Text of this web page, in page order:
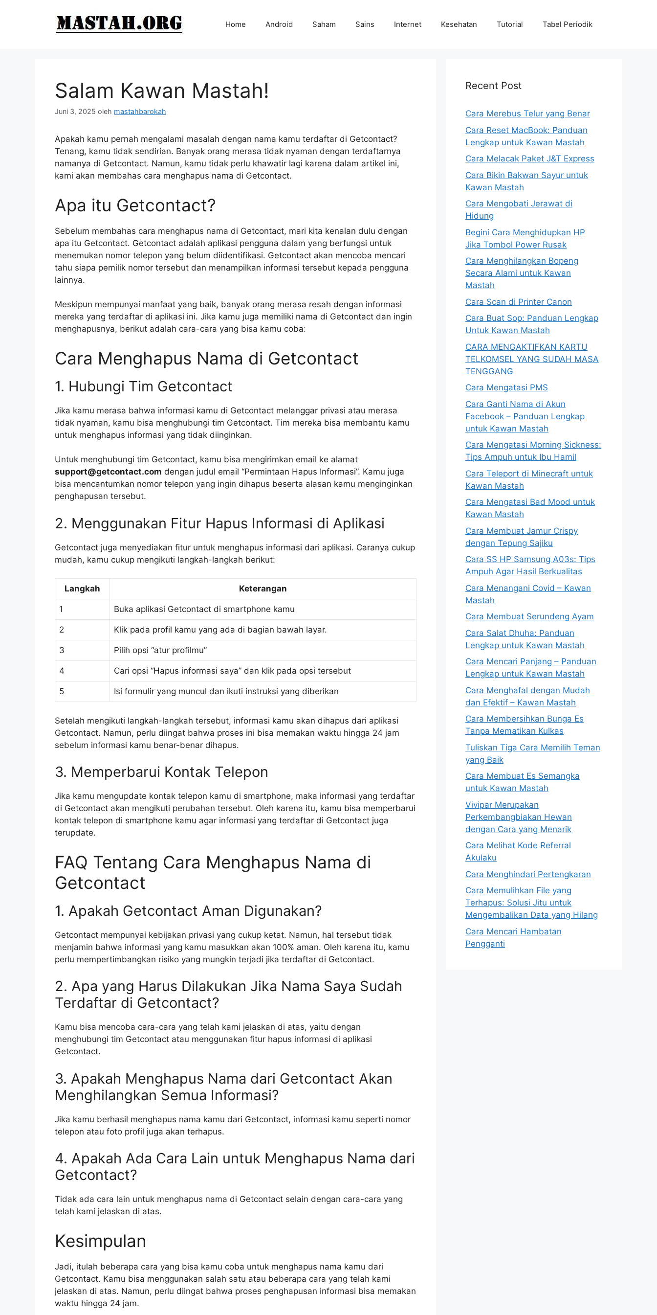
Home Android Saham Sains Internet Kesehatan Tutorial Tabel Periodik
Salam Kawan Mastah!
Juni 3, 2025 oleh mastahbarokah
Apakah kamu pernah mengalami masalah dengan nama kamu terdaftar di Getcontact?
Tenang, kamu tidak sendirian. Banyak orang merasa tidak nyaman dengan terdaftarnya
namanya di Getcontact. Namun, kamu tidak perlu khawatir lagi karena dalam artikel ini,
kami akan membahas cara menghapus nama di Getcontact.
Apa itu Getcontact?
Sebelum membahas cara menghapus nama di Getcontact, mari kita kenalan dulu dengan
apa itu Getcontact. Getcontact adalah aplikasi pengguna dalam yang berfungsi untuk
menemukan nomor telepon yang belum diidentifikasi. Getcontact akan mencoba mencari
tahu siapa pemilik nomor tersebut dan menampilkan informasi tersebut kepada pengguna
lainnya.
Meskipun mempunyai manfaat yang baik, banyak orang merasa resah dengan informasi
mereka yang terdaftar di aplikasi ini. Jika kamu juga memiliki nama di Getcontact dan ingin
menghapusnya, berikut adalah cara-cara yang bisa kamu coba:
Cara Menghapus Nama di Getcontact
1. Hubungi Tim Getcontact
Jika kamu merasa bahwa informasi kamu di Getcontact melanggar privasi atau merasa
tidak nyaman, kamu bisa menghubungi tim Getcontact. Tim mereka bisa membantu kamu
untuk menghapus informasi yang tidak diinginkan.
Untuk menghubungi tim Getcontact, kamu bisa mengirimkan email ke alamat
support@getcontact.com dengan judul email “Permintaan Hapus Informasi”. Kamu juga
bisa mencantumkan nomor telepon yang ingin dihapus beserta alasan kamu menginginkan
penghapusan tersebut.
2. Menggunakan Fitur Hapus Informasi di Aplikasi
Getcontact juga menyediakan fitur untuk menghapus informasi dari aplikasi. Caranya cukup
mudah, kamu cukup mengikuti langkah-langkah berikut:
Langkah Keterangan
1 Buka aplikasi Getcontact di smartphone kamu
2 Klik pada profil kamu yang ada di bagian bawah layar.
3 Pilih opsi “atur profilmu”
4 Cari opsi “Hapus informasi saya” dan klik pada opsi tersebut
5 Isi formulir yang muncul dan ikuti instruksi yang diberikan
Setelah mengikuti langkah-langkah tersebut, informasi kamu akan dihapus dari aplikasi
Getcontact. Namun, perlu diingat bahwa proses ini bisa memakan waktu hingga 24 jam
sebelum informasi kamu benar-benar dihapus.
3. Memperbarui Kontak Telepon
Jika kamu mengupdate kontak telepon kamu di smartphone, maka informasi yang terdaftar
di Getcontact akan mengikuti perubahan tersebut. Oleh karena itu, kamu bisa memperbarui
kontak telepon di smartphone kamu agar informasi yang terdaftar di Getcontact juga
terupdate.
FAQ Tentang Cara Menghapus Nama di
Getcontact
1. Apakah Getcontact Aman Digunakan?
Getcontact mempunyai kebijakan privasi yang cukup ketat. Namun, hal tersebut tidak
menjamin bahwa informasi yang kamu masukkan akan 100% aman. Oleh karena itu, kamu
perlu mempertimbangkan risiko yang mungkin terjadi jika terdaftar di Getcontact.
2. Apa yang Harus Dilakukan Jika Nama Saya Sudah
Terdaftar di Getcontact?
Kamu bisa mencoba cara-cara yang telah kami jelaskan di atas, yaitu dengan
menghubungi tim Getcontact atau menggunakan fitur hapus informasi di aplikasi
Getcontact.
3. Apakah Menghapus Nama dari Getcontact Akan
Menghilangkan Semua Informasi?
Jika kamu berhasil menghapus nama kamu dari Getcontact, informasi kamu seperti nomor
telepon atau foto profil juga akan terhapus.
4. Apakah Ada Cara Lain untuk Menghapus Nama dari
Getcontact?
Tidak ada cara lain untuk menghapus nama di Getcontact selain dengan cara-cara yang
telah kami jelaskan di atas.
Kesimpulan
Jadi, itulah beberapa cara yang bisa kamu coba untuk menghapus nama kamu dari
Getcontact. Kamu bisa menggunakan salah satu atau beberapa cara yang telah kami
jelaskan di atas. Namun, perlu diingat bahwa proses penghapusan informasi bisa memakan
waktu hingga 24 jam.
Recent Post
Cara Merebus Telur yang Benar
Cara Reset MacBook: Panduan
Lengkap untuk Kawan Mastah
Cara Melacak Paket J&T Express
Cara Bikin Bakwan Sayur untuk
Kawan Mastah
Cara Mengobati Jerawat di
Hidung
Begini Cara Menghidupkan HP
Jika Tombol Power Rusak
Cara Menghilangkan Bopeng
Secara Alami untuk Kawan
Mastah
Cara Scan di Printer Canon
Cara Buat Sop: Panduan Lengkap
Untuk Kawan Mastah
CARA MENGAKTIFKAN KARTU
TELKOMSEL YANG SUDAH MASA
TENGGANG
Cara Mengatasi PMS
Cara Ganti Nama di Akun
Facebook – Panduan Lengkap
untuk Kawan Mastah
Cara Mengatasi Morning Sickness:
Tips Ampuh untuk Ibu Hamil
Cara Teleport di Minecraft untuk
Kawan Mastah
Cara Mengatasi Bad Mood untuk
Kawan Mastah
Cara Membuat Jamur Crispy
dengan Tepung Sajiku
Cara SS HP Samsung A03s: Tips
Ampuh Agar Hasil Berkualitas
Cara Menangani Covid – Kawan
Mastah
Cara Membuat Serundeng Ayam
Cara Salat Dhuha: Panduan
Lengkap untuk Kawan Mastah
Cara Mencari Panjang – Panduan
Lengkap untuk Kawan Mastah
Cara Menghafal dengan Mudah
dan Efektif – Kawan Mastah
Cara Membersihkan Bunga Es
Tanpa Mematikan Kulkas
Tuliskan Tiga Cara Memilih Teman
yang Baik
Cara Membuat Es Semangka
untuk Kawan Mastah
Vivipar Merupakan
Perkembangbiakan Hewan
dengan Cara yang Menarik
Cara Melihat Kode Referral
Akulaku
Cara Menghindari Pertengkaran
Cara Memulihkan File yang
Terhapus: Solusi Jitu untuk
Mengembalikan Data yang Hilang
Cara Mencari Hambatan
Pengganti